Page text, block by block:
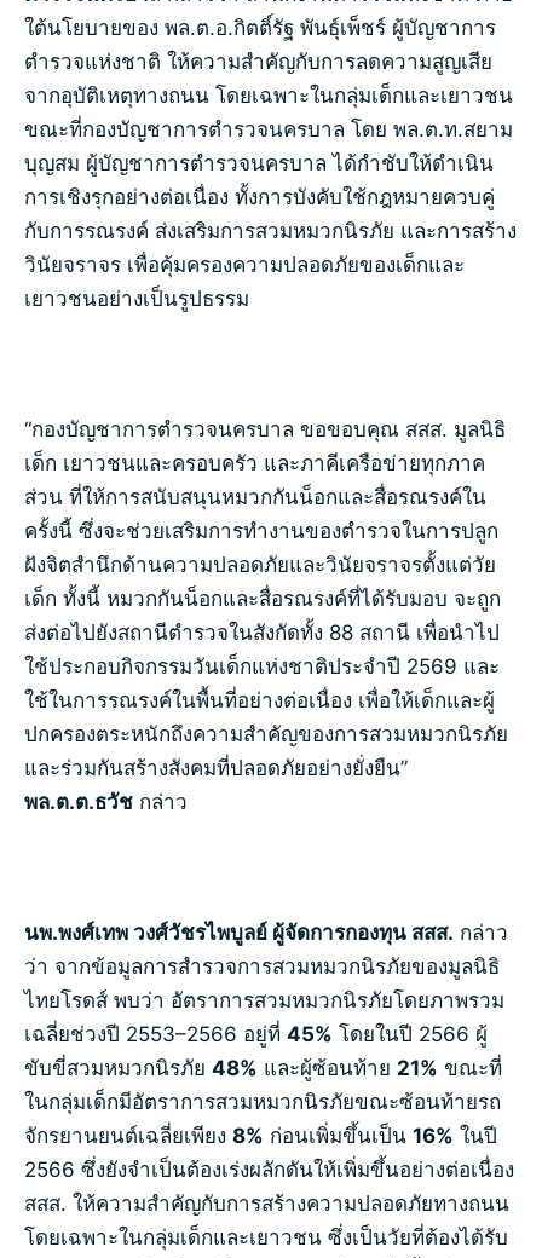
ใต้นโยบายของ พล.ต.อ.กิตติ์รัฐ พันธุ์เพ็ชร์ ผู้บัญชาการ
ตำรวจแห่งชาติ ให้ความสำคัญกับการลดความสูญเสีย
จากอุบัติเหตุทางถนน โดยเฉพาะในกลุ่มเด็กและเยาวชน
ขณะที่กองบัญชาการตำรวจนครบาล โดย พล.ต.ท.สยาม
บุญสม ผู้บัญชาการตำรวจนครบาล ได้กำชับให้ดำเนิน
การเชิงรุกอย่างต่อเนื่อง ทั้งการบังคับใช้กฎหมายควบคู่
กับการรณรงค์ ส่งเสริมการสวมหมวกนิรภัย และการสร้าง
วินัยจราจร เพื่อคุ้มครองความปลอดภัยของเด็กและ
เยาวชนอย่างเป็นรูปธรรม
“กองบัญชาการตำรวจนครบาล ขอขอบคุณ สสส. มูลนิธิ
เด็ก เยาวชนและครอบครัว และภาคีเครือข่ายทุกภาค
ส่วน ที่ให้การสนับสนุนหมวกกันน็อกและสื่อรณรงค์ใน
ครั้งนี้ ซึ่งจะช่วยเสริมการทำงานของตำรวจในการปลูก
ฝังจิตสำนึกด้านความปลอดภัยและวินัยจราจรตั้งแต่วัย
เด็ก ทั้งนี้ หมวกกันน็อกและสื่อรณรงค์ที่ได้รับมอบ จะถูก
ส่งต่อไปยังสถานีตำรวจในสังกัดทั้ง 88 สถานี เพื่อนำไป
ใช้ประกอบกิจกรรมวันเด็กแห่งชาติประจำปี 2569 และ
ใช้ในการรณรงค์ในพื้นที่อย่างต่อเนื่อง เพื่อให้เด็กและผู้
ปกครองตระหนักถึงความสำคัญของการสวมหมวกนิรภัย
และร่วมกันสร้างสังคมที่ปลอดภัยอย่างยั่งยืน”
พล.ต.ต.ธวัช กล่าว
นพ.พงศ์เทพ วงศ์วัชรไพบูลย์ ผู้จัดการกองทุน สสส. กล่าว
ว่า จากข้อมูลการสำรวจการสวมหมวกนิรภัยของมูลนิธิ
ไทยโรดส์ พบว่า อัตราการสวมหมวกนิรภัยโดยภาพรวม
เฉลี่ยช่วงปี 2553–2566 อยู่ที่ 45% โดยในปี 2566 ผู้
ขับขี่สวมหมวกนิรภัย 48% และผู้ซ้อนท้าย 21% ขณะที่
ในกลุ่มเด็กมีอัตราการสวมหมวกนิรภัยขณะซ้อนท้ายรถ
จักรยานยนต์เฉลี่ยเพียง 8% ก่อนเพิ่มขึ้นเป็น 16% ในปี
2566 ซึ่งยังจำเป็นต้องเร่งผลักดันให้เพิ่มขึ้นอย่างต่อเนื่อง
สสส. ให้ความสำคัญกับการสร้างความปลอดภัยทางถนน
โดยเฉพาะในกลุ่มเด็กและเยาวชน ซึ่งเป็นวัยที่ต้องได้รับ